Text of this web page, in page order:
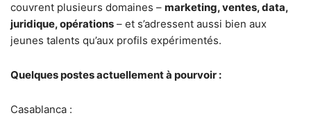
couvrent plusieurs domaines – marketing, ventes, data,
juridique, opérations – et s’adressent aussi bien aux
jeunes talents qu’aux profils expérimentés.
Quelques postes actuellement à pourvoir :
Casablanca :